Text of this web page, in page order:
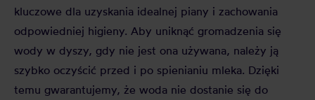
kluczowe dla uzyskania idealnej piany i zachowania
odpowiedniej higieny. Aby uniknąć gromadzenia się
wody w dyszy, gdy nie jest ona używana, należy ją
szybko oczyścić przed i po spienianiu mleka. Dzięki
temu gwarantujemy, że woda nie dostanie się do